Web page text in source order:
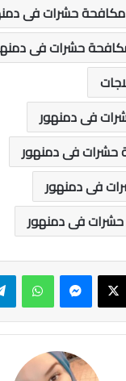
مكافحة حشرات فى
حشرات فى
فى دمنهور
حشرات فى دمنهور
فى دمنهور
فى دمنهور
ماسنجر